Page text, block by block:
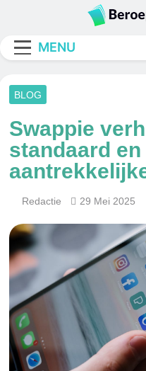
content
MENU
BLOG
Swappie
standaard
Redactie 29 Mei 2025